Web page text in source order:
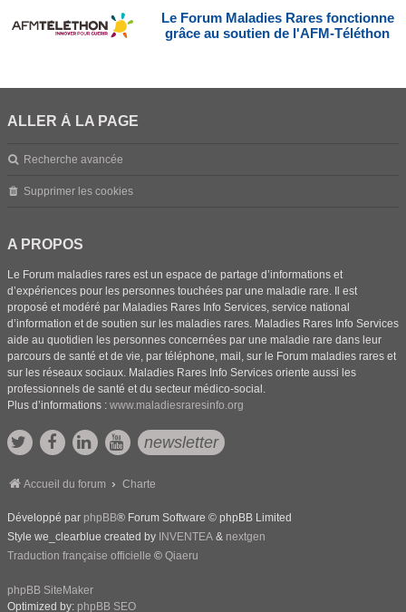
Le Forum Maladies Rares fonctionne
grâce au soutien de l'AFM-Téléthon
ALLER À LA PAGE
Recherche avancée
Supprimer les cookies
A PROPOS
Le Forum maladies rares est un espace de partage d’informations et
d’expériences pour les personnes touchées par une maladie rare. Il est
proposé et modéré par Maladies Rares Info Services, service national
d’information et de soutien sur les maladies rares. Maladies Rares Info Services
aide au quotidien les personnes concernées par une maladie rare dans leur
parcours de santé et de vie, par téléphone, mail, sur le Forum maladies rares et
sur les réseaux sociaux. Maladies Rares Info Services oriente aussi les
professionnels de santé et du secteur médico-social.
Plus d’informations : www.maladiesraresinfo.org
newsletter
Accueil du forum Charte
Développé par phpBB® Forum Software © phpBB Limited
Style we_clearblue created by INVENTEA & nextgen
Traduction française officielle © Qiaeru
phpBB SiteMaker
Optimized by: phpBB SEO